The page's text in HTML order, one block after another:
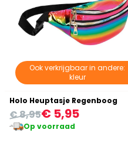
Ook verkrijgbaar in andere:
kleur
Holo Heuptasje Regenboog
€ 5,95
€ 8,95
Op voorraad